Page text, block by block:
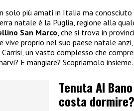
solo più amati in Italia ma
natale è la Puglia, regione alla
San Marco , che si trova in
proprio nel suo paese natale
un vasto complesso che
E mangiare? Scopriamolo insieme.
Tenuta Al
costa dormire?